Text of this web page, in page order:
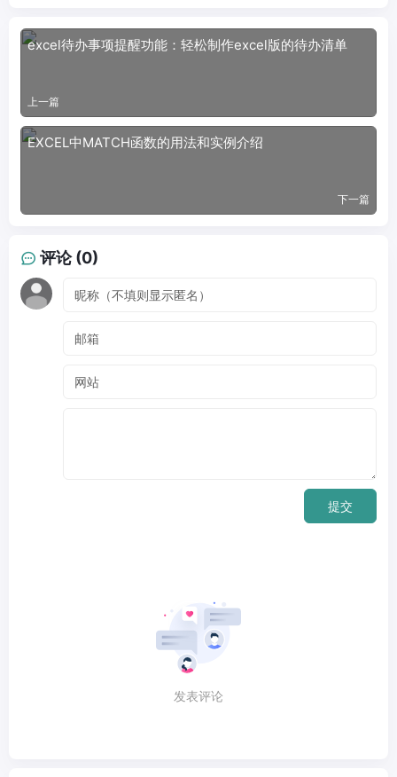
excel待办事项提醒功能：轻松制作excel版的待办清单
上一篇
EXCEL中MATCH函数的用法和实例介绍
下一篇
评论 (0)
提交
发表评论